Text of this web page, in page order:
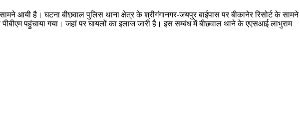
आयी है। घटना बीछवाल पुलिस थाना क्षेत्र के श्रीगंगानगर-जयपुर बाईपास पर बीकानेर रिसोर्ट के
पहुंचाया गया। जहां पर घायलों का इलाज जारी है। इस सम्बंध में बीछवाल थाने के एएसआई लाभुराम